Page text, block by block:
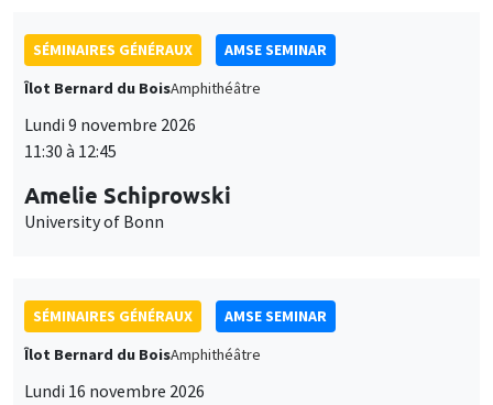
SÉMINAIRES GÉNÉRAUX
AMSE SEMINAR
Îlot Bernard du BoisAmphithéâtre
Lundi 9 novembre 2026
11:30 à 12:45
Amelie Schiprowski
University of Bonn
SÉMINAIRES GÉNÉRAUX
AMSE SEMINAR
Îlot Bernard du BoisAmphithéâtre
Lundi 16 novembre 2026